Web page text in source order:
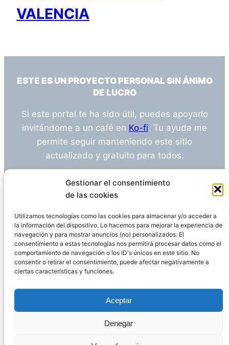
Gestionar el consentimiento
de las cookies
Utilizamos tecnologías como las cookies para almacenar y/o acceder a
la información del dispositivo. Lo hacemos para mejorar la experiencia de
navegación y para mostrar anuncios (no) personalizados. El
consentimiento a estas tecnologías nos permitirá procesar datos como el
comportamiento de navegación o los ID's únicos en este sitio. No
consentir o retirar el consentimiento, puede afectar negativamente a
ciertas características y funciones.
Aceptar
Denegar
VALENCIA
ESTE ES UN PROYECTO PERSONAL SIN ÁNIMO
DE LUCRO
Si este portal te ha sido útil, puedes apoyarlo
invitándome a un café en Ko-fi. Tu ayuda me
permite seguir manteniendo este sitio
actualizado y gratuito para todos.
¿Tienes alguna duda o sugerencia? Escríbeme
info@empleosanitarioinvestigacion.es
Descargo de Responsabilidad
Declaración de Privacidad Política de cookies
WordPress
Página administrada por Javier Ripoll